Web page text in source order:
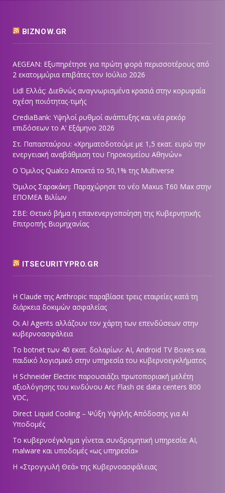
BIZNOW.GR
AEGEAN: Εξυπηρέτησε για πρώτη φορά περισσοτέρους από
2 εκατομμύρια επιβάτες τον Ιούλιο 2026
Lidl Ελλάς: Διεθνώς αναγνωρισμένα κρασιά στην κορυφαία
σχέση ποιότητας-τιμής
CrediaBank: Υψηλοί ρυθμοί ανάπτυξης και νέα ρεκόρ
επιδόσεων το Α’ Εξάμηνο 2026
Στ. Παπασταύρου: «Χρηματοδοτούμε με 1,5 εκατ. ευρώ την
ενεργειακή αναβάθμιση του Γηροκομείου Αθηνών»
Ο Όμιλος Qualco Αποκτά το 50,1% της Multiverse
Όμιλος Σαρακάκη: Παραχώρησε το νέο Maxus T60 Max στην
ΕΠΟΜΕΑ Βιλίων
ΣΒΕ: Θετικό βήμα η επανενεργοποίηση της Κυβερνητικής
Επιτροπής Βιομηχανίας
ITSECURITYPRO.GR
Η Claude της Anthropic παραβίασε τρεις εταιρείες κατά τη
διάρκεια δοκιμών ασφαλείας
Οι AI Agents αλλάζουν τον χάρτη των επενδύσεων στην
κυβερνοασφάλεια
Το botnet των 40 εκατ. δολαρίων: AI, Android TV Boxes και
παιδικό λογισμικό στην υπηρεσία του κυβερνοεγκλήματος
Η Schneider Electric παρουσιάζει πρωτοποριακή μελέτη
αξιολόγησης του κινδύνου Arc Flash σε data centers 800
VDC,
Direct Liquid Cooling – Ψύξη Υψηλής Απόδοσης για AI
Υποδομές
Το κυβερνοέγκλημα γίνεται συνδρομητική υπηρεσία: AI,
malware και υποδομές «ως υπηρεσία»
Η «Στρογγυλή Θεά» της Κυβερνοασφάλειας